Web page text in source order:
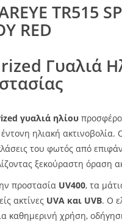
TR515
RED
Γυαλιά
γυαλιά ηλίου
ηλιακή ακτινοβολία.
του φωτός από
ξεκούραστη όραση
προστασία UV400, τα
ακτίνες UVA και UVB. Ο
καθημερινή χρήση,